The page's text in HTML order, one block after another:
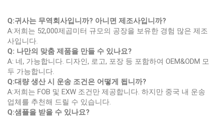
Q:귀사는 무역회사입니까? 아니면 제조사입니까?
A:저희는 52,000제곱미터 규모의 공장을 보유한 경험 많은 제조
사입니다.
Q: 나만의 맞춤 제품을 만들 수 있나요?
A: 네, 가능합니다. 디자인, 로고, 포장 등 포함하여 OEM&ODM 모
두 가능합니다.
Q:대량 생산 시 운송 조건은 어떻게 됩니까?
A:저희는 FOB 및 EXW 조건만 제공합니다. 하지만 중국 내 운송
업체를 추천해 드릴 수 있습니다.
Q:샘플을 받을 수 있나요?